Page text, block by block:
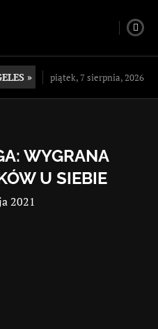
» piątek, 7 sierpnia, 2026
WYGRANA
U SIEBIE
2021